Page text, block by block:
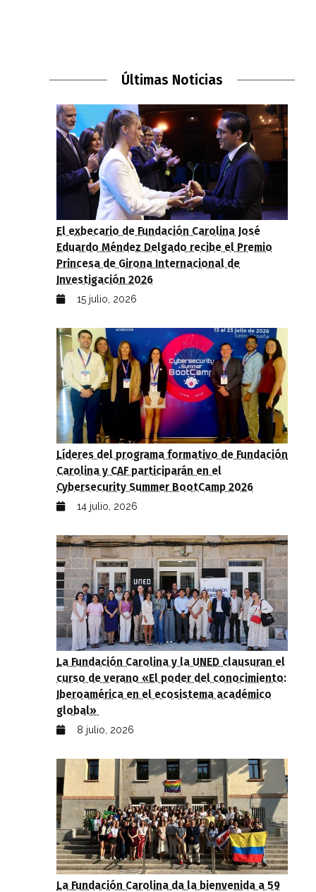
Últimas Noticias
El exbecario de Fundación Carolina José
Eduardo Méndez Delgado recibe el Premio
Princesa de Girona Internacional de
Investigación 2026
15 julio, 2026
Líderes del programa formativo de Fundación
Carolina y CAF participarán en el
Cybersecurity Summer BootCamp 2026
14 julio, 2026
La Fundación Carolina y la UNED clausuran el
curso de verano «El poder del conocimiento:
Iberoamérica en el ecosistema académico
global»
8 julio, 2026
La Fundación Carolina da la bienvenida a 59